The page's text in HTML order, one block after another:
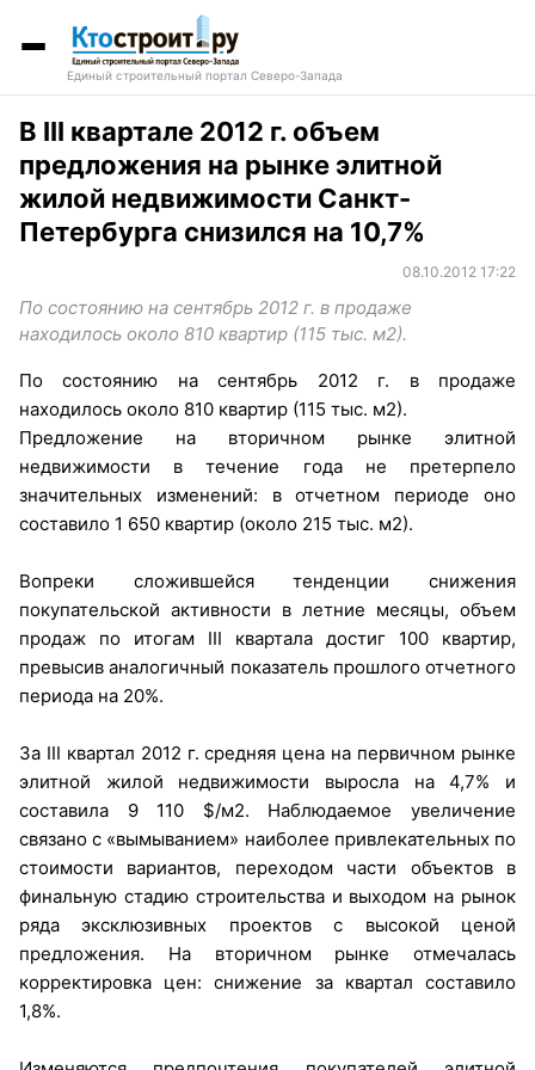
Единый строительный портал Северо-Запада
В III квартале 2012 г. объем
предложения на рынке элитной
жилой недвижимости Санкт-
Петербурга снизился на 10,7%
08.10.2012 17:22
По состоянию на сентябрь 2012 г. в продаже
находилось около 810 квартир (115 тыс. м2).
По состоянию на сентябрь 2012 г. в продаже
находилось около 810 квартир (115 тыс. м2).
Предложение на вторичном рынке элитной
недвижимости в течение года не претерпело
значительных изменений: в отчетном периоде оно
составило 1 650 квартир (около 215 тыс. м2).
Вопреки сложившейся тенденции снижения
покупательской активности в летние месяцы, объем
продаж по итогам III квартала достиг 100 квартир,
превысив аналогичный показатель прошлого отчетного
периода на 20%.
За III квартал 2012 г. средняя цена на первичном рынке
элитной жилой недвижимости выросла на 4,7% и
составила 9 110 $/м2. Наблюдаемое увеличение
связано с «вымыванием» наиболее привлекательных по
стоимости вариантов, переходом части объектов в
финальную стадию строительства и выходом на рынок
ряда эксклюзивных проектов с высокой ценой
предложения. На вторичном рынке отмечалась
корректировка цен: снижение за квартал составило
1,8%.